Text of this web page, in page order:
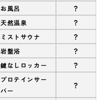
お風呂 ?
天然温泉 ?
ミストサウナ ?
岩盤浴 ?
鍵なしロッカー ?
プロテインサー
バー
?